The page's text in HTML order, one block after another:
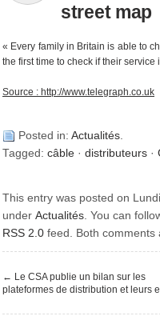
street map
« Every family in Britain is able to
the first time to check if their service
Source : http://www.telegraph.co.uk
Posted in: Actualités
Tagged: câble · distributeurs ·
This entry was posted on
under Actualités . You can
RSS 2.0 feed. Both comments
← Le CSA publie un bilan sur les
plateformes de distribution et leurs